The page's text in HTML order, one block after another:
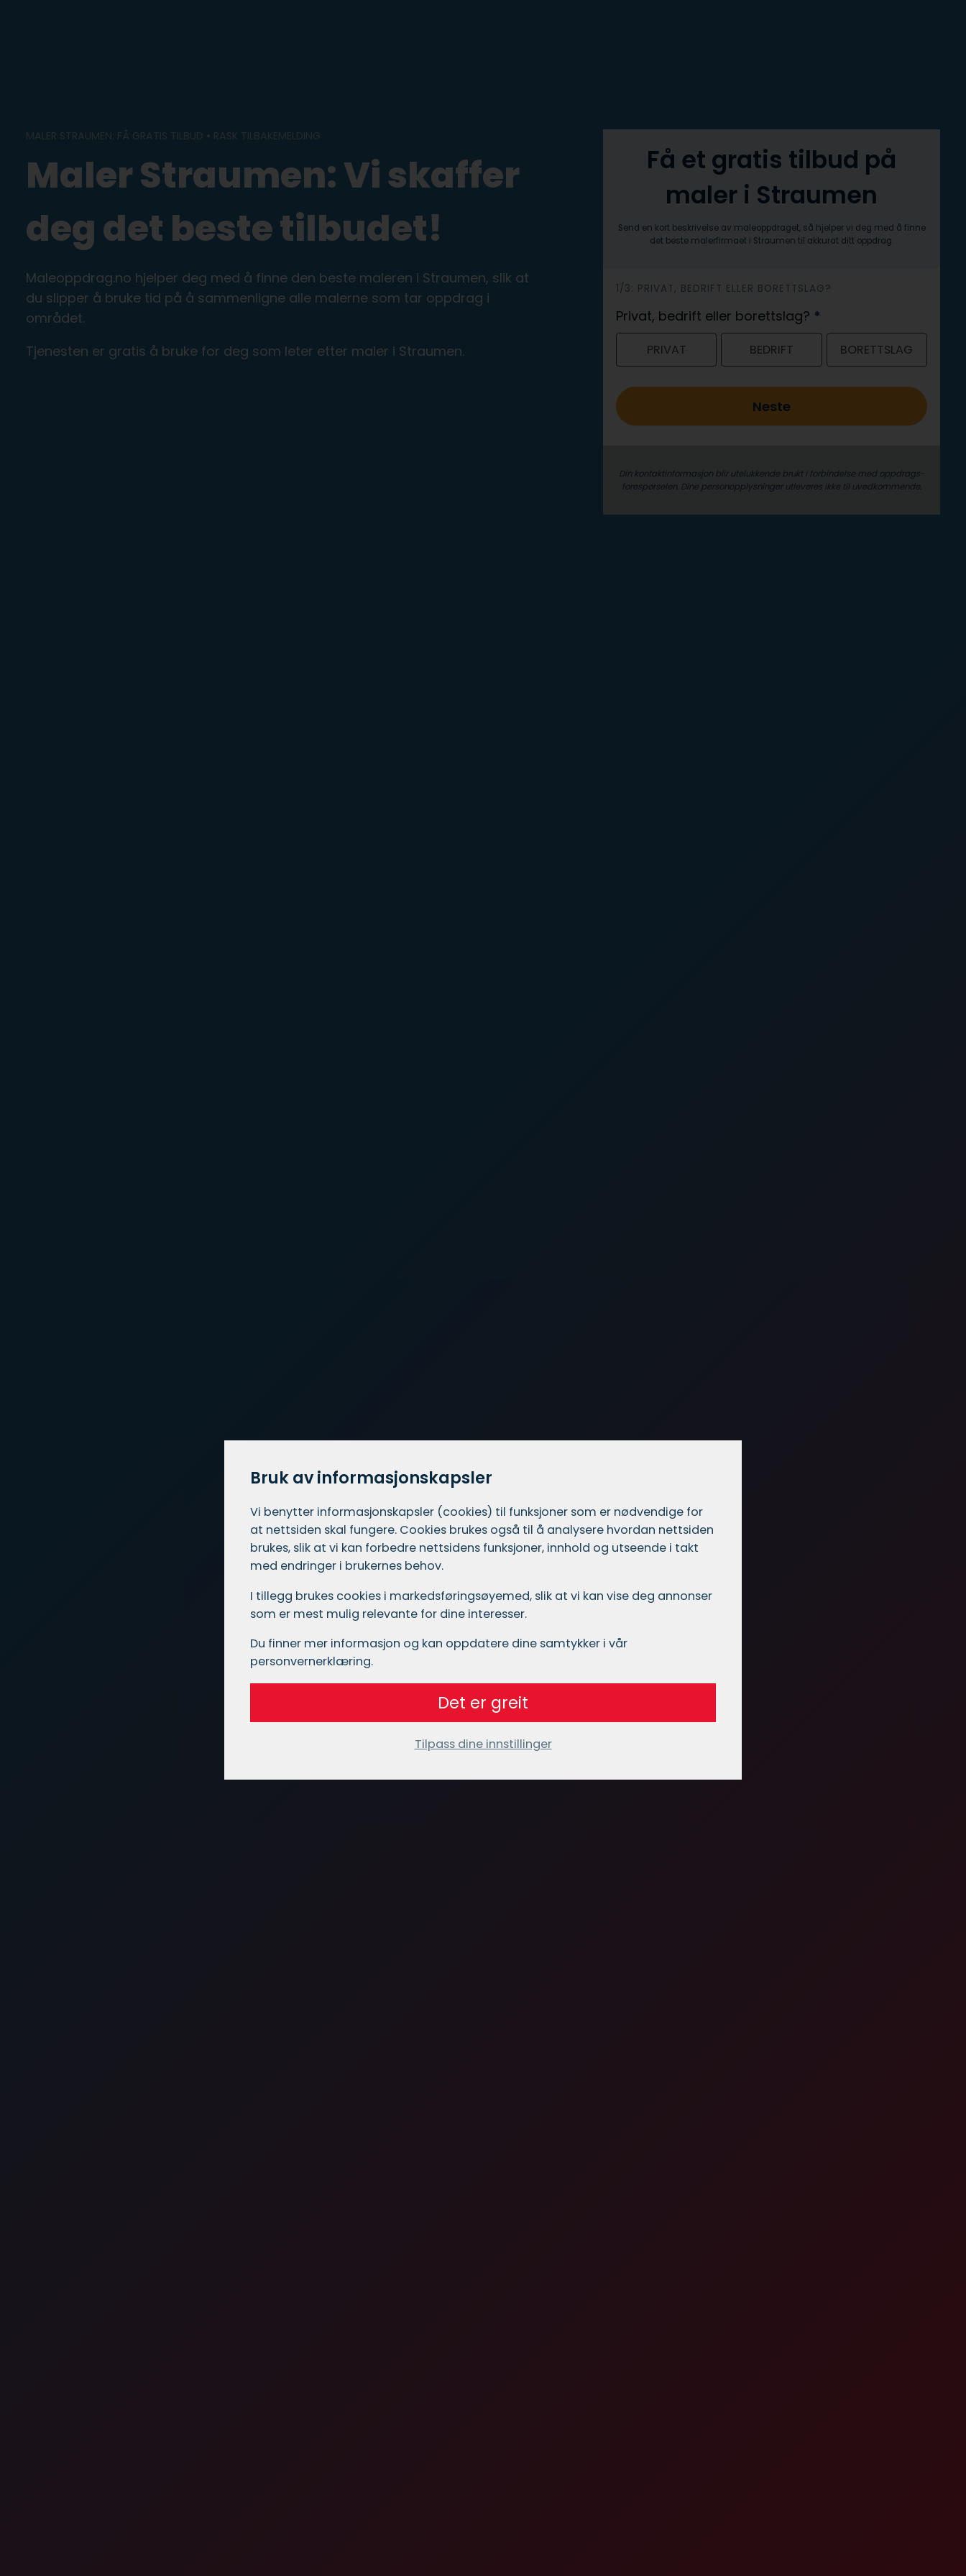
MALER STRAUMEN: FÅ GRATIS TILBUD • RASK TILBAKEMELDING
Maler Straumen: Vi skaffer
deg det beste tilbudet!
Maleoppdrag.no hjelper deg med å finne den beste maleren i Straumen, slik at
du slipper å bruke tid på å sammenligne alle malerne som tar oppdrag i
området.
Tjenesten er gratis å bruke for deg som leter etter maler i Straumen.
Få et gratis tilbud på
maler i Straumen
Send en kort beskrivelse av maleoppdraget, så hjelper vi deg med å finne
det beste malerfirmaet i Straumen til akkurat ditt oppdrag.
h
e
r
1/3: PRIVAT, BEDRIFT ELLER BORETTSLAG?
Privat, bedrift eller borettslag? *
PRIVAT BEDRIFT BORETTSLAG
Neste
Din kontaktinformasjon blir utelukkende brukt i forbindelse med oppdrags­
forespørselen. Dine person­­opplysninger utleveres ikke til uvedkommende.
Bruk av informasjonskapsler
Vi benytter informasjons­kapsler (cookies) til funksjoner som er nødvendige for
at nettsiden skal fungere. Cookies brukes også til å analysere hvordan nettsiden
brukes, slik at vi kan forbedre nettsidens funksjoner, innhold og utseende i takt
med endringer i brukernes behov.
I tillegg brukes cookies i markedsførings­øyemed, slik at vi kan vise deg annonser
som er mest mulig relevante for dine interesser.
Du finner mer informasjon og kan oppdatere dine samtykker i vår
personvernerklæring.
Det er greit
Tilpass dine innstillinger